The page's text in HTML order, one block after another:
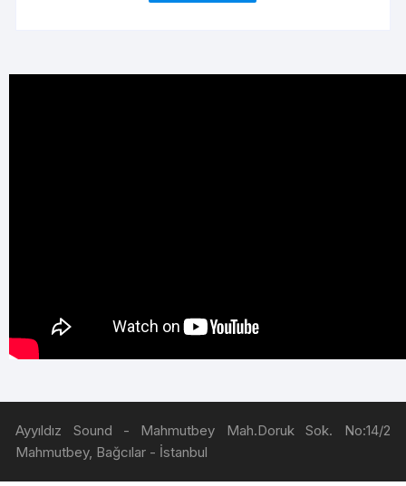
Ayyıldız Sound - Mahmutbey Mah.Doruk Sok. No:14/2
Mahmutbey, Bağcılar - İstanbul